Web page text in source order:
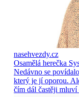
nasehvezdy.cz
Osamělá herečka
Nedávno se
který je jí oporou.
čím dál častěji mluví